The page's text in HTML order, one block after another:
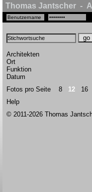
Thomas Jantscher -
Architekten
Ort
Funktion
Datum
Fotos pro Seite 8 12 16
Help
© 2011-2026 Thomas